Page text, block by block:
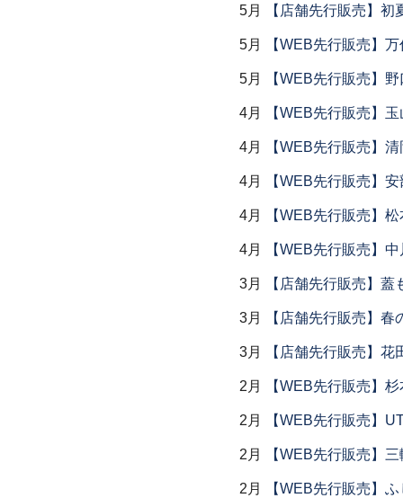
5月 【店舗先行販売】初
5月 【WEB先行販売】
5月 【WEB先行販売】
4月 【WEB先行販売】
4月 【WEB先行販売】
4月 【WEB先行販売】
4月 【WEB先行販売】
4月 【WEB先行販売】
3月 【店舗先行販売】蓋
3月 【店舗先行販売】春
3月 【店舗先行販売】
2月 【WEB先行販売】
2月 【WEB先行販売】
2月 【WEB先行販売】
2月 【WEB先行販売】